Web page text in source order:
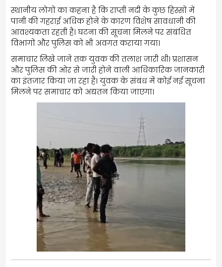
स्थानीय लोगों का कहना है कि राप्ती नदी के कुछ हिस्सों में
पानी की गहराई अधिक होने के कारण विशेष सावधानी की
आवश्यकता रहती है। घटना की सूचना मिलने पर संबंधित
विभागों और पुलिस को भी अवगत कराया गया।
समाचार लिखे जाने तक युवक की तलाश जारी थी। प्रशासन
और पुलिस की ओर से जारी होने वाली आधिकारिक जानकारी
का इंतजार किया जा रहा है। युवक के संबंध में कोई नई सूचना
मिलने पर समाचार को अद्यतन किया जाएगा।